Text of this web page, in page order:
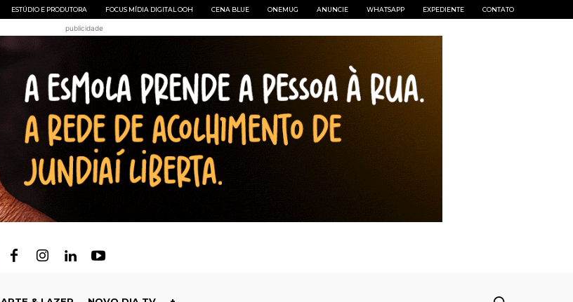
ESTÚDIO E PRODUTORA FOCUS MÍDIA DIGITAL OOH CENA BLUE ONEMUG ANUNCIE WHATSAPP EXPEDIENTE CONTATO
publicidade